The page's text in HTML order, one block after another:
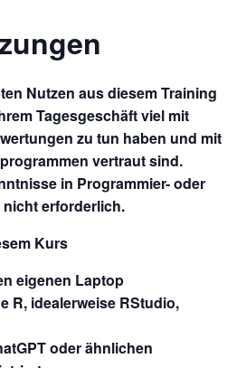
Nutzen aus diesem Training
Tagesgeschäft viel mit
zu tun haben und mit
vertraut sind.
in Programmier- oder
erforderlich.
Kurs
eigenen Laptop
R, idealerweise RStudio,
oder ähnlichen